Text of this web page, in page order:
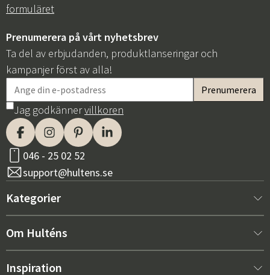
formuläret
Prenumerera på vårt nyhetsbrev
Ta del av erbjudanden, produktlanseringar och
kampanjer först av alla!
Jag godkännervillkoren
046 - 25 02 52
support@hultens.se
Kategorier
Nytt hos oss
Om Hulténs
Om Hulténs
Inspiration